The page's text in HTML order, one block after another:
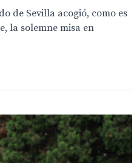
de Sevilla acogió, como es
la solemne misa en